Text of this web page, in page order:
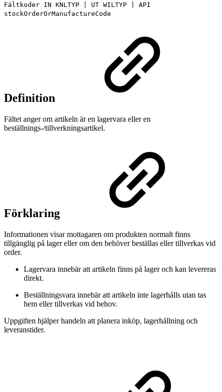
Fältkoder IN KNLTYP | UT WILTYP | API
stockOrderOrManufactureCode
Definition
Fältet anger om artikeln är en lagervara eller en
beställnings-/tillverkningsartikel.
Förklaring
Informationen visar mottagaren om produkten normalt finns
tillgänglig på lager eller om den behöver beställas eller tillverkas vid
order.
Lagervara innebär att artikeln finns på lager och kan levereras
direkt.
Beställningsvara innebär att artikeln inte lagerhålls utan tas
hem eller tillverkas vid behov.
Uppgiften hjälper handeln att planera inköp, lagerhållning och
leveranstider.